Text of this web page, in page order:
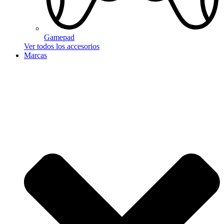
Gamepad
Ver todos los accesorios
Marcas